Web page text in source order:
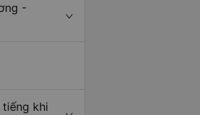
-
tiếng khi